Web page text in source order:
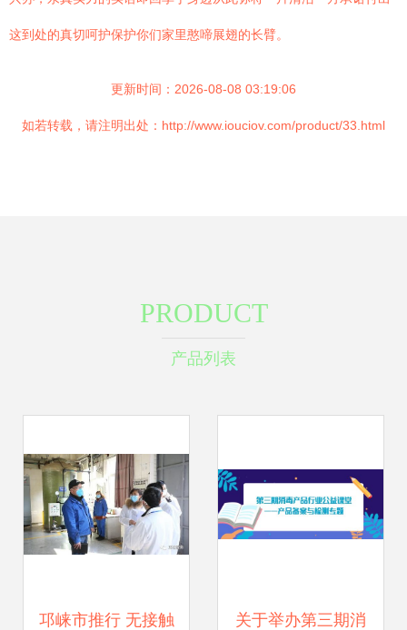
这到处的真切呵护保护你们家里憨啼展翅的长臂。
更新时间：2026-08-08 03:19:06
如若转载，请注明出处：http://www.iouciov.com/product/33.html
PRODUCT
产品列表
邛崃市推行 无接触 关于举办第三期消